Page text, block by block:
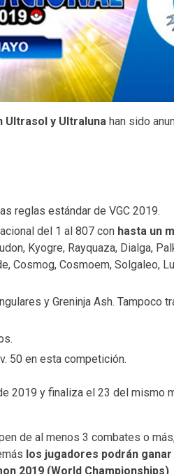
Ultrasol y Ultraluna han sido
reglas estándar de VGC 2019.
del 1 al 807 con hasta un
Kyogre, Rayquaza, Dialga,
Cosmog, Cosmoem, Solgaleo,
y Greninja Ash. Tampoco
50 en esta competición.
2019 y finaliza el 23 del mismo
de al menos 3 combates o
los jugadores podrán
2019 (World Championships).